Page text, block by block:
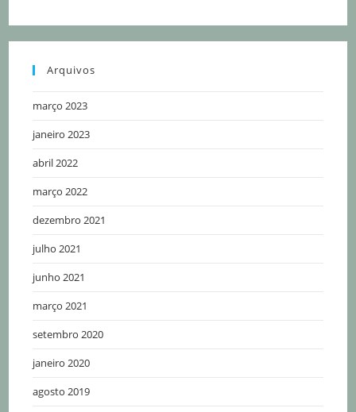
Arquivos
março 2023
janeiro 2023
abril 2022
março 2022
dezembro 2021
julho 2021
junho 2021
março 2021
setembro 2020
janeiro 2020
agosto 2019